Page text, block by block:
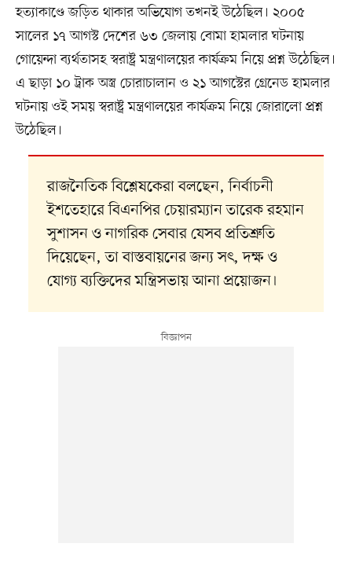
হত্যাকাণ্ডে জড়িত থাকার অভিযোগ তখনই উঠেছিল। ২০০৫
সালের ১৭ আগস্ট দেশের ৬৩ জেলায় বোমা হামলার ঘটনায়
গোয়েন্দা ব্যর্থতাসহ স্বরাষ্ট্র মন্ত্রণালয়ের কার্যক্রম নিয়ে প্রশ্ন উঠেছিল।
এ ছাড়া ১০ ট্রাক অস্ত্র চোরাচালান ও ২১ আগস্টের গ্রেনেড হামলার
ঘটনায় ওই সময় স্বরাষ্ট্র মন্ত্রণালয়ের কার্যক্রম নিয়ে জোরালো প্রশ্ন
উঠেছিল।
রাজনৈতিক বিশ্লেষকেরা বলছেন, নির্বাচনী
ইশতেহারে বিএনপির চেয়ারম্যান তারেক রহমান
সুশাসন ও নাগরিক সেবার যেসব প্রতিশ্রুতি
দিয়েছেন, তা বাস্তবায়নের জন্য সৎ, দক্ষ ও
যোগ্য ব্যক্তিদের মন্ত্রিসভায় আনা প্রয়োজন।